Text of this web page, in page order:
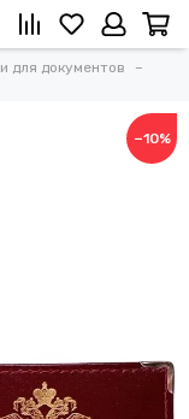
для документов
−10%